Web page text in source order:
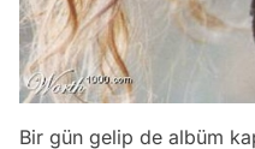
Bir gün gelip de albüm